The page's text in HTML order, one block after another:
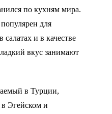
по кухням мира.
для
и ​​в качестве
вкус занимают
в Турции,
Эгейском и